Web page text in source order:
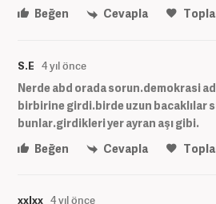
Beğen
Cevapla
S.E 4 yıl önce
Nerde abd orada sorun.demokrasi
birbirine girdi.birde uzun bacaklılar
bunlar.girdikleri yer ayran aşı gibi.
Beğen
Cevapla
xxlxx 4 yıl önce